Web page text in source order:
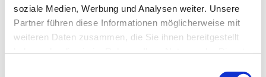
soziale Medien, Werbung und Analysen weiter. Unsere
Partner führen diese Informationen möglicherweise mit
weiteren Daten zusammen, die Sie ihnen bereitgestellt
Lisa Lacentra
Med. Masseurin mit eidg. FA